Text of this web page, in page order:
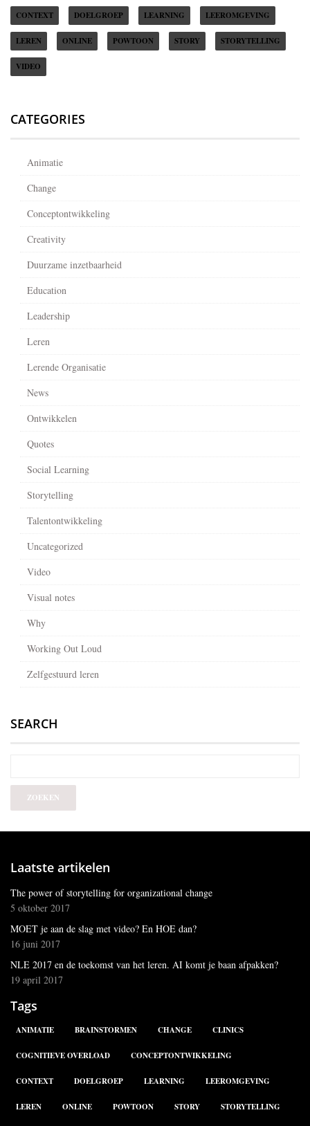
CONTEXT DOELGROEP LEARNING LEEROMGEVING
LEREN ONLINE POWTOON STORY STORYTELLING
VIDEO
CATEGORIES
Animatie
Change
Conceptontwikkeling
Creativity
Duurzame inzetbaarheid
Education
Leadership
Leren
Lerende Organisatie
News
Ontwikkelen
Quotes
Social Learning
Storytelling
Talentontwikkeling
Uncategorized
Video
Visual notes
Why
Working Out Loud
Zelfgestuurd leren
SEARCH
Laatste artikelen
The power of storytelling for organizational change
5 oktober 2017
MOET je aan de slag met video? En HOE dan?
16 juni 2017
NLE 2017 en de toekomst van het leren. AI komt je baan afpakken?
19 april 2017
Tags
ANIMATIE BRAINSTORMEN CHANGE CLINICS
COGNITIEVE OVERLOAD CONCEPTONTWIKKELING
CONTEXT DOELGROEP LEARNING LEEROMGEVING
LEREN ONLINE POWTOON STORY STORYTELLING